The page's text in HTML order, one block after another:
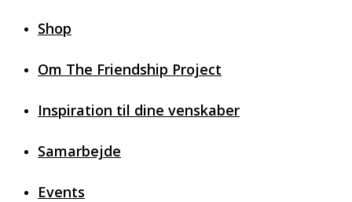
Shop
Om The Friendship Project
Inspiration til dine venskaber
Samarbejde
Events